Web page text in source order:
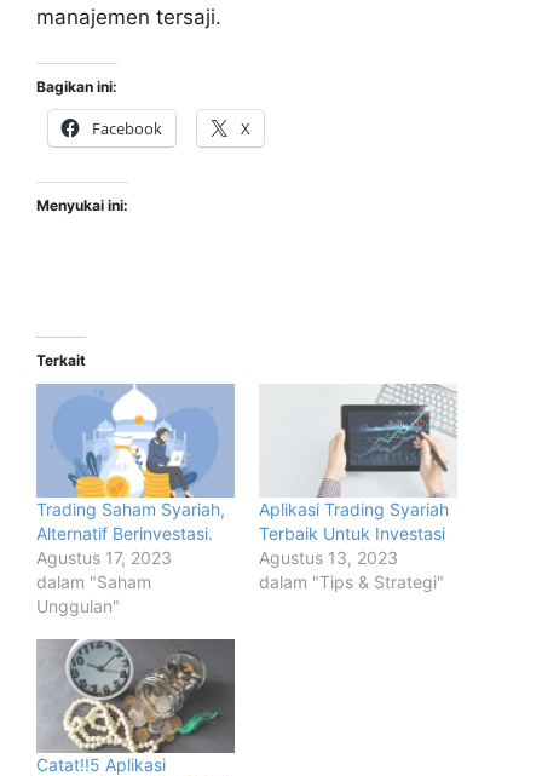
manajemen tersaji.
Bagikan ini:
Facebook X
Menyukai ini:
Terkait
Trading Saham Syariah,
Alternatif Berinvestasi.
Agustus 17, 2023
dalam "Saham
Unggulan"
Aplikasi Trading Syariah
Terbaik Untuk Investasi
Agustus 13, 2023
dalam "Tips & Strategi"
Catat!!5 Aplikasi